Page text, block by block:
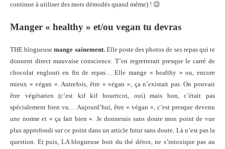
continue à utiliser des mots démodés quand même) ! 😉
Manger « healthy » et/ou vegan tu devras
THE blogueusemange sainement. Elle poste des photos de ses repas qui te
donnent direct mauvaise conscience. T’en regretterait presque le carré de
chocolat englouti en fin de repas… Elle mange « healthy » ou, encore
mieux « végan ». Autrefois, être « végan », ça n’existait pas. On pouvait
être végétarien (c’est kif kif bourricot, oui) mais bon, c’était pas
spécialement bien vu… Aujourd’hui, être « végan », c’est presque devenu
une norme et « ça fait bien ». Je donnerais sans doute mon point de vue
plus approfondi sur ce point dans un article futur sans doute. Là n’est pas la
question. Et puis, LA blogueuse boit du thé détox, ne s’intoxique pas au